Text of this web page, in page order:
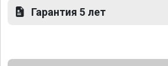
Гарантия 5 лет